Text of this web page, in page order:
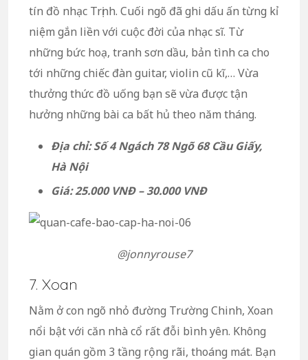
tín đồ nhạc Trịnh. Cuối ngõ đã ghi dấu ấn từng kỉ
niệm gắn liền với cuộc đời của nhạc sĩ. Từ
những bức hoạ, tranh sơn dầu, bản tình ca cho
tới những chiếc đàn guitar, violin cũ kĩ,… Vừa
thưởng thức đồ uống bạn sẽ vừa được tận
hưởng những bài ca bất hủ theo năm tháng.
Địa chỉ: Số 4 Ngách 78 Ngõ 68 Cầu Giấy,
Hà Nội
Giá: 25.000 VNĐ – 30.000 VNĐ
@jonnyrouse7
7. Xoan
Nằm ở con ngõ nhỏ đường Trường Chinh, Xoan
nổi bật với căn nhà cổ rất đỗi bình yên. Không
gian quán gồm 3 tầng rộng rãi, thoáng mát. Bạn